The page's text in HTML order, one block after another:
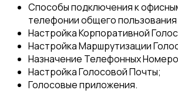
Способы подключения к
телефонии общего
Настройка Корпоративной
Настройка Маршрутизации
Назначение Телефонных
Настройка Голосовой Почты;
Голосовые приложения.